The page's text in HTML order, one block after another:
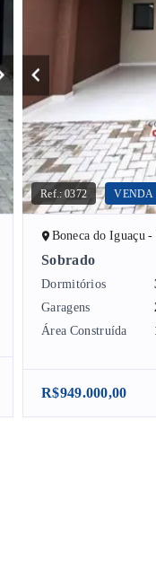
Ref.:0372 VENDA
Boneca do Iguaçu -
Sobrado
Dormitórios
Garagens
Área Construída
R$949.000,00